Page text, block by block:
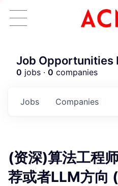
Job Opportunities
0 jobs · 0 companies
Jobs Companies
(资深)算法工程
荐或者LLM方